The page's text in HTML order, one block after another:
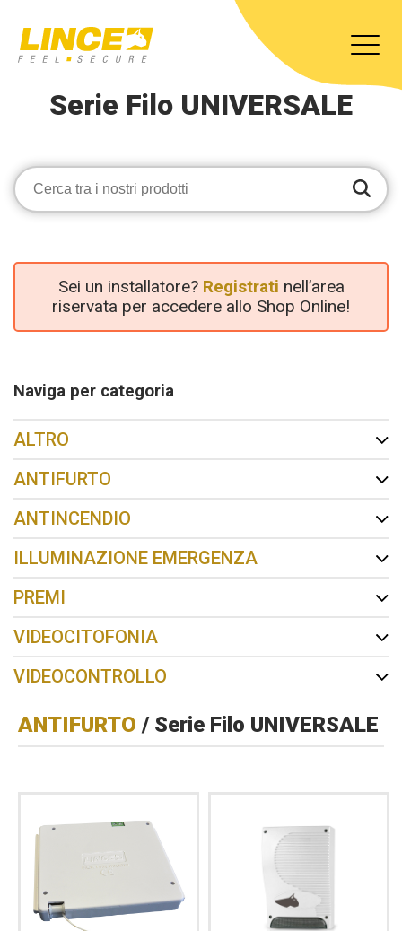
Serie Filo UNIVERSALE
Sei un installatore? Registrati nell’area
riservata per accedere allo Shop Online!
Naviga per categoria
ALTRO
ANTIFURTO
ANTINCENDIO
ILLUMINAZIONE EMERGENZA
PREMI
VIDEOCITOFONIA
VIDEOCONTROLLO
ANTIFURTO / Serie Filo UNIVERSALE